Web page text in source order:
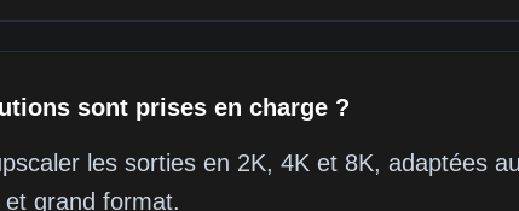
sont prises en charge ?
les sorties en 2K, 4K et 8K, adaptées
grand format.